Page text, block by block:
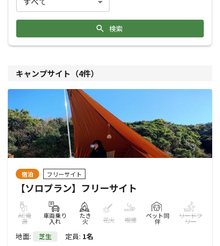
検索
キャンプサイト（4件）
宿泊 フリーサイト
【ソロプラン】フリーサイト
AC電
源
車両乗り
入れ
たき
火 花火 喫煙
ペット同
伴
リードフ
リー
地面: 芝生 定員: 1名